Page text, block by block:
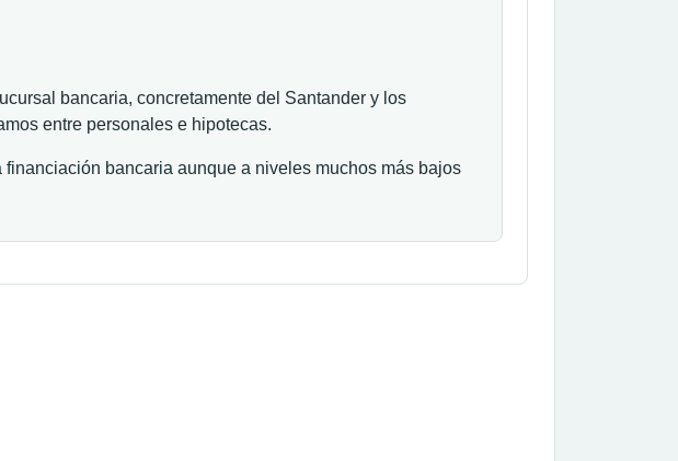
bancaria, concretamente del Santander y los
entre personales e hipotecas.
bancaria aunque a niveles muchos más bajos